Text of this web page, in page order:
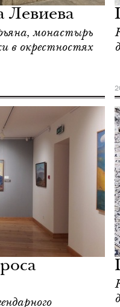
Левиева
монастырь
в окрестностях